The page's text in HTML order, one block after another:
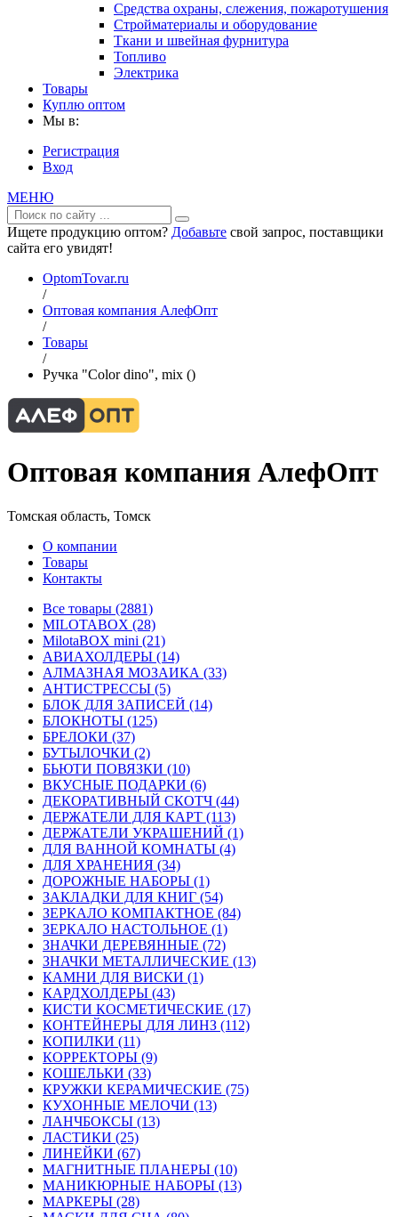
Средства охраны, слежения, пожаротушения
Стройматериалы и оборудование
Ткани и швейная фурнитура
Топливо
Электрика
Товары
Куплю оптом
Мы в:
Регистрация
Вход
МЕНЮ
Ищете продукцию оптом? Добавьте свой запрос, поставщики
сайта его увидят!
OptomTovar.ru
/
Оптовая компания АлефОпт
/
Товары
/
Ручка "Color dino", mix ()
Оптовая компания АлефОпт
Томская область, Томск
О компании
Товары
Контакты
Все товары (2881)
MILOTABOX (28)
MilotaBOX mini (21)
АВИАХОЛДЕРЫ (14)
АЛМАЗНАЯ МОЗАИКА (33)
АНТИСТРЕССЫ (5)
БЛОК ДЛЯ ЗАПИСЕЙ (14)
БЛОКНОТЫ (125)
БРЕЛОКИ (37)
БУТЫЛОЧКИ (2)
БЬЮТИ ПОВЯЗКИ (10)
ВКУСНЫЕ ПОДАРКИ (6)
ДЕКОРАТИВНЫЙ СКОТЧ (44)
ДЕРЖАТЕЛИ ДЛЯ КАРТ (113)
ДЕРЖАТЕЛИ УКРАШЕНИЙ (1)
ДЛЯ ВАННОЙ КОМНАТЫ (4)
ДЛЯ ХРАНЕНИЯ (34)
ДОРОЖНЫЕ НАБОРЫ (1)
ЗАКЛАДКИ ДЛЯ КНИГ (54)
ЗЕРКАЛО КОМПАКТНОЕ (84)
ЗЕРКАЛО НАСТОЛЬНОЕ (1)
ЗНАЧКИ ДЕРЕВЯННЫЕ (72)
ЗНАЧКИ МЕТАЛЛИЧЕСКИЕ (13)
КАМНИ ДЛЯ ВИСКИ (1)
КАРДХОЛДЕРЫ (43)
КИСТИ КОСМЕТИЧЕСКИЕ (17)
КОНТЕЙНЕРЫ ДЛЯ ЛИНЗ (112)
КОПИЛКИ (11)
КОРРЕКТОРЫ (9)
КОШЕЛЬКИ (33)
КРУЖКИ КЕРАМИЧЕСКИЕ (75)
КУХОННЫЕ МЕЛОЧИ (13)
ЛАНЧБОКСЫ (13)
ЛАСТИКИ (25)
ЛИНЕЙКИ (67)
МАГНИТНЫЕ ПЛАНЕРЫ (10)
МАНИКЮРНЫЕ НАБОРЫ (13)
МАРКЕРЫ (28)